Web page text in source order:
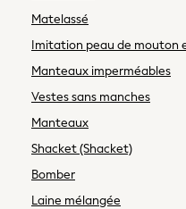
Jeggings
Mom
Curve Jeans
Straight
Wide
Petite
Crop
All Occasionwear
Matelassé
Imitation peau de mouton
Manteaux imperméables
Vestes sans manches
Manteaux
Shacket (Shacket)
Bomber
Laine mélangée